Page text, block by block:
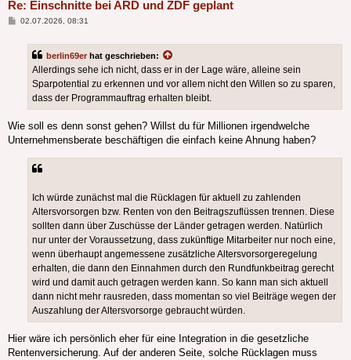
Re: Einschnitte bei ARD und ZDF geplant
Beitrag
02.07.2026, 08:31
berlin69er hat geschrieben:
Allerdings sehe ich nicht, dass er in der Lage wäre, alleine sein
Sparpotential zu erkennen und vor allem nicht den Willen so zu sparen,
dass der Programmauftrag erhalten bleibt.
Wie soll es denn sonst gehen? Willst du für Millionen irgendwelche
Unternehmensberate beschäftigen die einfach keine Ahnung haben?
Ich würde zunächst mal die Rücklagen für aktuell zu zahlenden
Altersvorsorgen bzw. Renten von den Beitragszuflüssen trennen. Diese
sollten dann über Zuschüsse der Länder getragen werden. Natürlich
nur unter der Voraussetzung, dass zukünftige Mitarbeiter nur noch eine,
wenn überhaupt angemessene zusätzliche Altersvorsorgeregelung
erhalten, die dann den Einnahmen durch den Rundfunkbeitrag gerecht
wird und damit auch getragen werden kann. So kann man sich aktuell
dann nicht mehr rausreden, dass momentan so viel Beiträge wegen der
Auszahlung der Altersvorsorge gebraucht würden.
Hier wäre ich persönlich eher für eine Integration in die gesetzliche
Rentenversicherung. Auf der anderen Seite, solche Rücklagen muss